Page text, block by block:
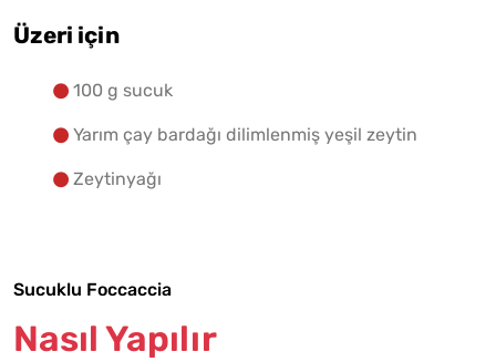
Üzeri için
100 g sucuk
Yarım çay bardağı dilimlenmiş yeşil zeytin
Zeytinyağı
Sucuklu Foccaccia
Nasıl Yapılır